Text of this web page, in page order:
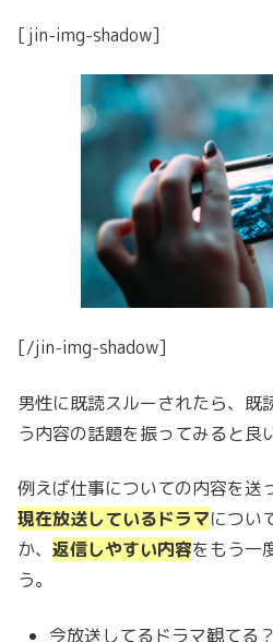
[jin-img-shadow]
[/jin-img-shadow]
男性に既読スルーされたら、既
う内容の話題を振ってみると良
例えば仕事についての内容を送
現在放送しているドラマについ
か、 返信しやすい内容をもう一
う。
今放送してるドラマ観てる？